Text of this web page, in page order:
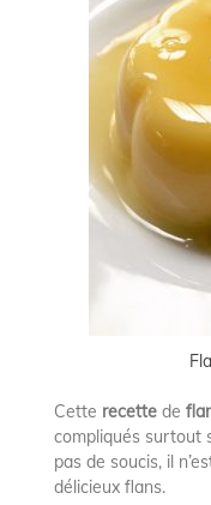
Cette recettede
compliqués surtout
pas de soucis, il
délicieux flans.